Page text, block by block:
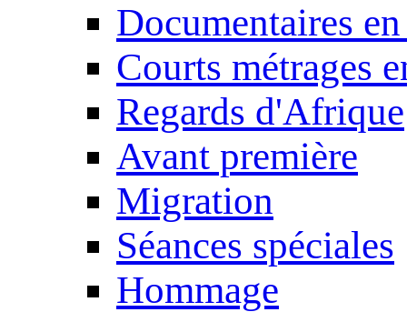
Documentaires
Courts métrages
Regards d'Afrique
Avant première
Migration
Séances spéciales
Hommage